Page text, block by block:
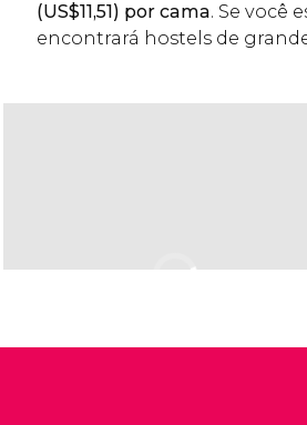
(US$11,51) por cama. Se você
encontrará hostels de